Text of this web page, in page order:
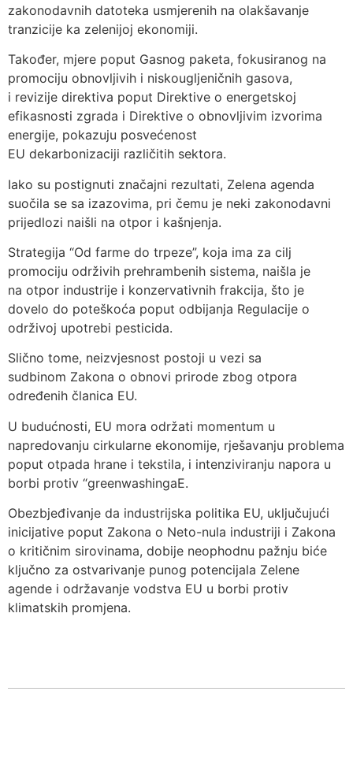
zakonodavnih datoteka usmjerenih na olakšavanje
tranzicije ka zelenijoj ekonomiji.
Također, mjere poput Gasnog paketa, fokusiranog na
promociju obnovljivih i niskougljeničnih gasova,
i revizije direktiva poput Direktive o energetskoj
efikasnosti zgrada i Direktive o obnovljivim izvorima
energije, pokazuju posvećenost
EU dekarbonizaciji različitih sektora.
Iako su postignuti značajni rezultati, Zelena agenda
suočila se sa izazovima, pri čemu je neki zakonodavni
prijedlozi naišli na otpor i kašnjenja.
Strategija “Od farme do trpeze”, koja ima za cilj
promociju održivih prehrambenih sistema, naišla je
na otpor industrije i konzervativnih frakcija, što je
dovelo do poteškoća poput odbijanja Regulacije o
održivoj upotrebi pesticida.
Slično tome, neizvjesnost postoji u vezi sa
sudbinom Zakona o obnovi prirode zbog otpora
određenih članica EU.
U budućnosti, EU mora održati momentum u
napredovanju cirkularne ekonomije, rješavanju problema
poput otpada hrane i tekstila, i intenziviranju napora u
borbi protiv “greenwashingaE.
Obezbjeđivanje da industrijska politika EU, uključujući
inicijative poput Zakona o Neto-nula industriji i Zakona
o kritičnim sirovinama, dobije neophodnu pažnju biće
ključno za ostvarivanje punog potencijala Zelene
agende i održavanje vodstva EU u borbi protiv
klimatskih promjena.